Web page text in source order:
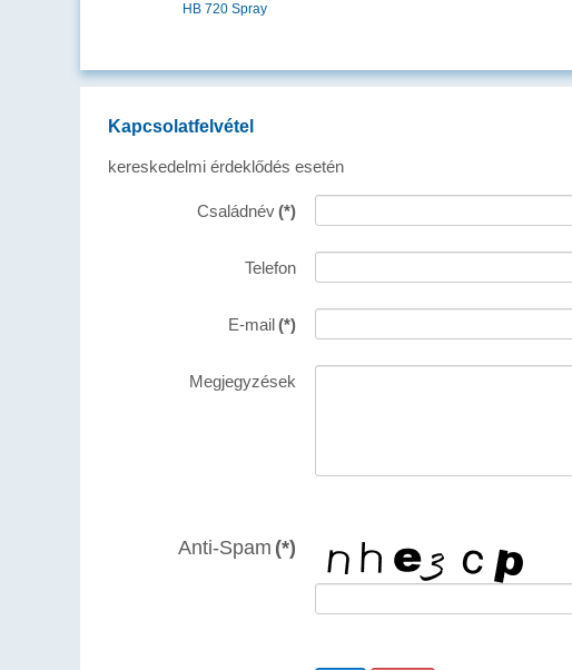
HB 720 Spray
Kapcsolatfelvétel
kereskedelmi érdeklődés esetén
Családnév(*)
Telefon
E-mail(*)
Megjegyzések
Anti-Spam (*)